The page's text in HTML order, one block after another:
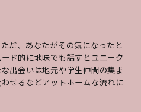
だ、あなたがその気になったと
ド的に地味でも話すとユニーク
出会いは地元や学生仲間の集ま
せるなどアットホームな流れに